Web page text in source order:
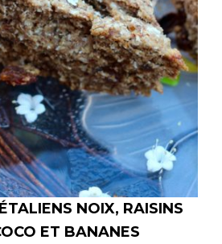
NOIX, RAISINS
ET BANANES